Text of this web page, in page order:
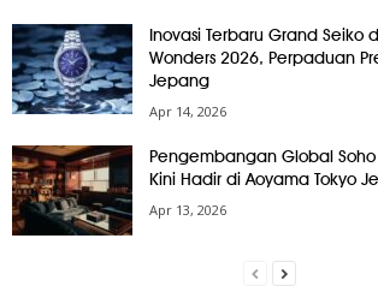
Inovasi Terbaru Grand Seiko
Wonders 2026, Perpaduan
Jepang
Apr 14, 2026
Pengembangan Global Soho
Kini Hadir di Aoyama Tokyo
Apr 13, 2026